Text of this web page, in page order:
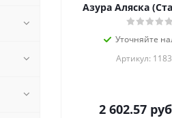
Азура Аляска
Уточняйте
Артикул:
2 602.57